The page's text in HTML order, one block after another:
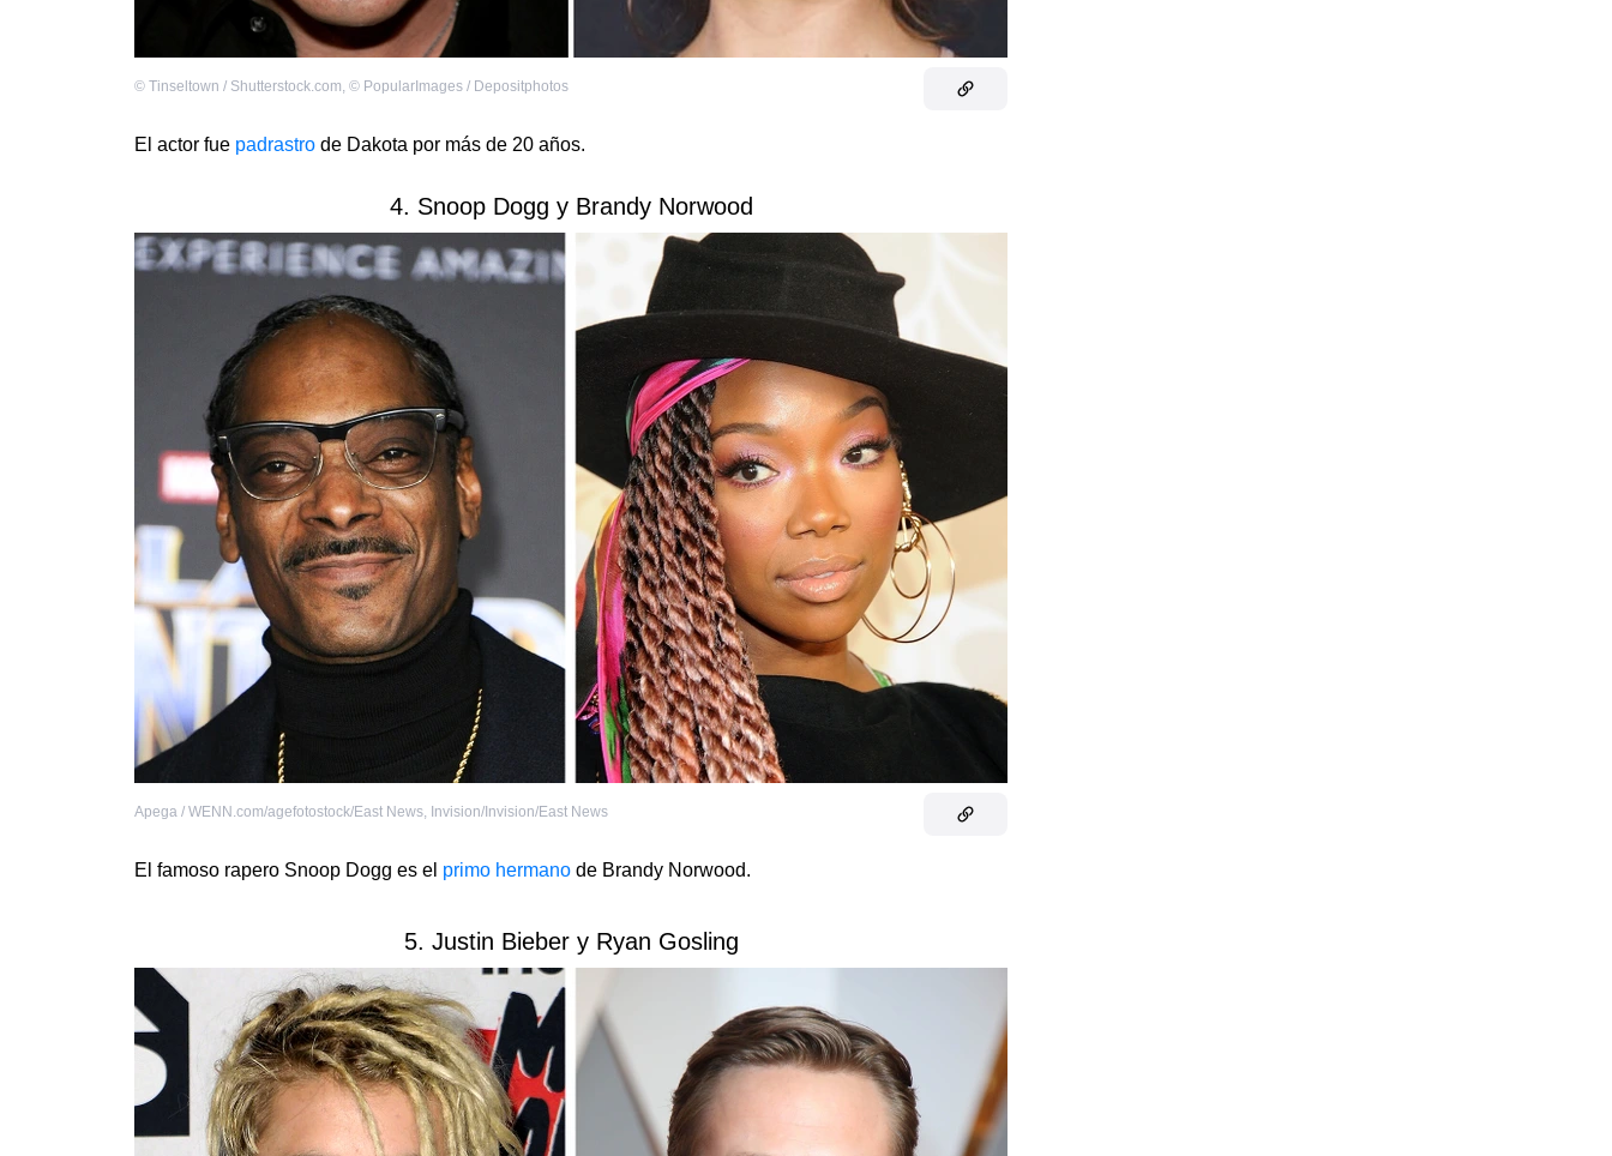
© Tinseltown / Shutterstock.com, © PopularImages / Depositphotos
El actor fue padrastro de Dakota por más de 20 años.
4. Snoop Dogg y Brandy Norwood
Apega / WENN.com/agefotostock/East News, Invision/Invision/East News
El famoso rapero Snoop Dogg es el primo hermano de Brandy Norwood.
5. Justin Bieber y Ryan Gosling